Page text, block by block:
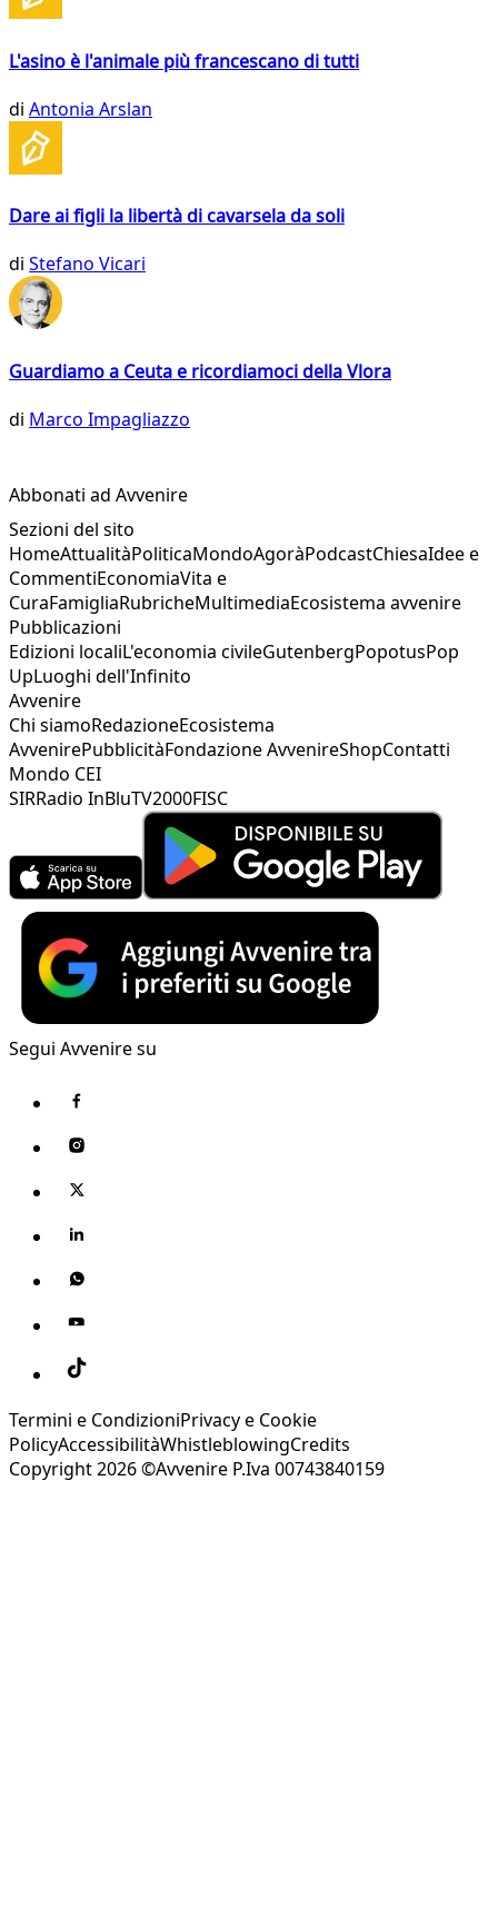
L'asino è l'animale più francescano di tutti
di Antonia Arslan
Dare ai figli la libertà di cavarsela da soli
di Stefano Vicari
Guardiamo a Ceuta e ricordiamoci della Vlora
di Marco Impagliazzo
Abbonati ad Avvenire
Sezioni del sito
HomeAttualitàPoliticaMondoAgoràPodcastChiesaIdee e
CommentiEconomiaVita e
CuraFamigliaRubricheMultimediaEcosistema avvenire
Pubblicazioni
Edizioni localiL'economia civileGutenbergPopotusPop
UpLuoghi dell'Infinito
Avvenire
Chi siamoRedazioneEcosistema
AvvenirePubblicitàFondazione AvvenireShopContatti
Mondo CEI
SIRRadio InBluTV2000FISC
Segui Avvenire su
Termini e CondizioniPrivacy e Cookie
PolicyAccessibilitàWhistleblowingCredits
Copyright 2026 ©Avvenire P.Iva 00743840159